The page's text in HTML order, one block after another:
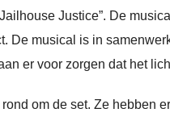
Justice”. De
De musical is in
er voor zorgen dat het
om de set. Ze hebben